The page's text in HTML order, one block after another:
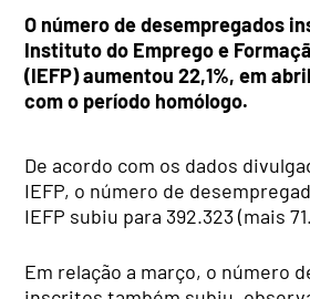
O número de desempregados
Instituto do Emprego e
(IEFP) aumentou 22,1%, em
com o período homólogo.
De acordo com os dados
IEFP, o número de
IEFP subiu para 392.323 (mais
Em relação a março, o número